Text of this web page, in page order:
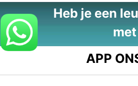
Heb je een
APP